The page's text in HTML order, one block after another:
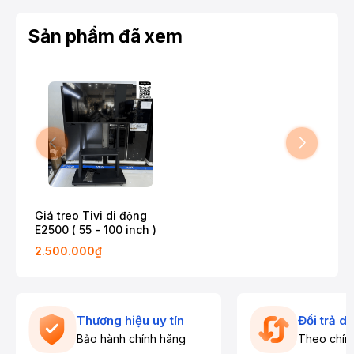
Sản phẩm đã xem
Giá treo Tivi di động
E2500 ( 55 - 100 inch )
2.500.000₫
Thương hiệu uy tín
Bảo hành chính hãng
Đổi trả
Theo